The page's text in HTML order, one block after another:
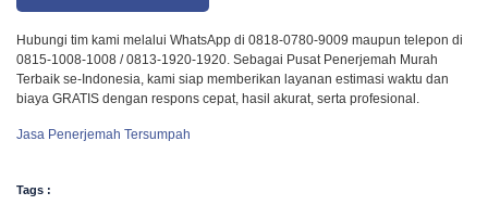
Hubungi tim kami melalui WhatsApp di 0818-0780-9009 maupun telepon di
0815-1008-1008 / 0813-1920-1920. Sebagai Pusat Penerjemah Murah
Terbaik se-Indonesia, kami siap memberikan layanan estimasi waktu dan
biaya GRATIS dengan respons cepat, hasil akurat, serta profesional.
Jasa Penerjemah Tersumpah
Tags :